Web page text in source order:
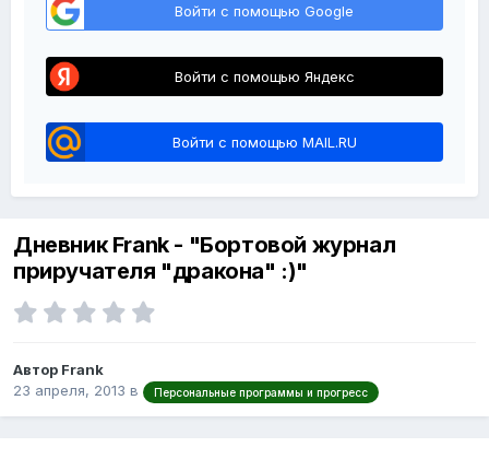
Войти с помощью Google
Войти с помощью Яндекс
Войти с помощью MAIL.RU
Дневник Frank - "Бортовой журнал
приручателя "дракона" :)"
Автор Frank
23 апреля, 2013 в Персональные программы и прогресс